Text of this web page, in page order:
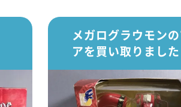
メガログラウモン
アを買い取りました